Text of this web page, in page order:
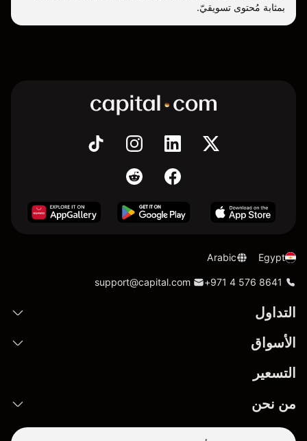
بمثابة مُحتوى تسويقيّ.
Egypt
Arabic
+971 4 576 8641
support@capital.com
التداول
الأسواق
التسعير
من نحن